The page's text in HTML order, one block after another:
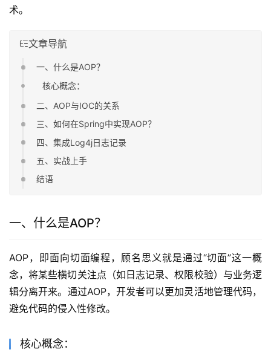
术。
文章导航
一、什么是AOP？
核心概念：
二、AOP与IOC的关系
三、如何在Spring中实现AOP？
四、集成Log4j日志记录
五、实战上手
结语
一、什么是AOP？
AOP，即面向切面编程，顾名思义就是通过“切面”这一概
念，将某些横切关注点（如日志记录、权限校验）与业务逻
辑分离开来。通过AOP，开发者可以更加灵活地管理代码，
避免代码的侵入性修改。
核心概念：